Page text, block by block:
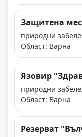
Защитена
природни
Област: Варна
Язовир
природни
Област: Варна
Резерват